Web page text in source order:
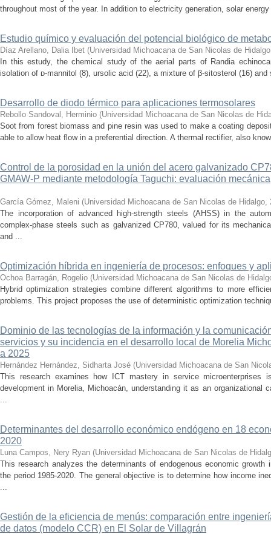
throughout most of the year. In addition to electricity generation, solar
Estudio químico y evaluación del potencial biológico de
Díaz Arellano, Dalia Ibet (Universidad Michoacana de San Nicolas de Hidalgo
In this estudy, the chemical study of the aerial parts of Randia
isolation of ᴅ-mannitol (8), ursolic acid (22), a mixture of β-sitosterol (16)
Desarrollo de diodo térmico para aplicaciones termosolares
Rebollo Sandoval, Herminio (Universidad Michoacana de San Nicolas de
Soot from forest biomass and pine resin was used to make a coating
able to allow heat flow in a preferential direction. A thermal rectifier, also
Control de la porosidad en la unión del acero galvanizado
GMAW-P mediante metodología Taguchi: evaluación
García Gómez, Maleni (Universidad Michoacana de San Nicolas de Hidalgo,
The incorporation of advanced high-strength steels (AHSS) in the
complex-phase steels such as galvanized CP780, valued for its
and ...
Optimización híbrida en ingeniería de procesos: enfoques y
Ochoa Barragán, Rogelio (Universidad Michoacana de San Nicolas de
Hybrid optimization strategies combine different algorithms to more
problems. This project proposes the use of deterministic optimization
Dominio de las tecnologías de la información y la
servicios y su incidencia en el desarrollo local de Morelia
a 2025
Hernández Hernández, Sidharta José (Universidad Michoacana de San
This research examines how ICT mastery in service
development in Morelia, Michoacán, understanding it as an organizational
...
Determinantes del desarrollo económico endógeno en 18
2020
Luna Campos, Nery Ryan (Universidad Michoacana de San Nicolas de
This research analyzes the determinants of endogenous economic growth
the period 1985-2020. The general objective is to determine how income
...
Gestión de la eficiencia de menús: comparación entre
de datos (modelo CCR) en El Solar de Villagrán